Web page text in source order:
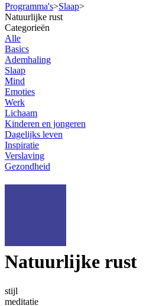
Programma's>Slaap>
Natuurlijke rust
Categorieën
Alle
Basics
Ademhaling
Slaap
Mind
Emoties
Werk
Lichaam
Kinderen en jongeren
Dagelijks leven
Inspiratie
Verslaving
Gezondheid
Natuurlijke rust
stijl
meditatie